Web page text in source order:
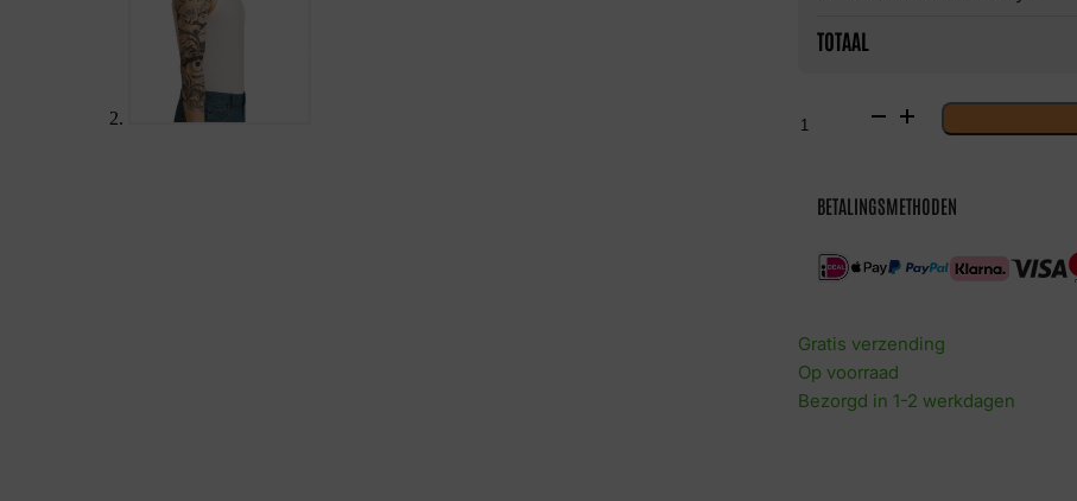
TOTAAL
sleeve
aantal
BETALINGSMETHODEN
Gratis verzending
Op voorraad
Bezorgd in 1-2 werkdagen